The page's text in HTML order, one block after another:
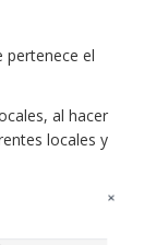
pertenece el
al hacer
locales y